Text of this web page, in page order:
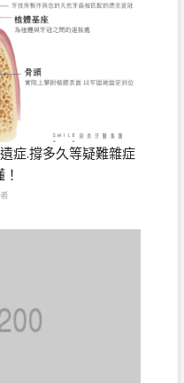
症.撐多久等疑難雜症